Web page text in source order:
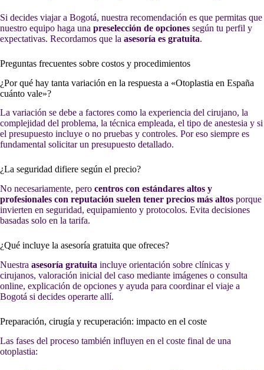
Si decides viajar a Bogotá, nuestra recomendación es que permitas que
nuestro equipo haga una preselección de opciones según tu perfil y
expectativas. Recordamos que la asesoría es gratuita.
Preguntas frecuentes sobre costos y procedimientos
¿Por qué hay tanta variación en la respuesta a «Otoplastia en España
cuánto vale»?
La variación se debe a factores como la experiencia del cirujano, la
complejidad del problema, la técnica empleada, el tipo de anestesia y si
el presupuesto incluye o no pruebas y controles. Por eso siempre es
fundamental solicitar un presupuesto detallado.
¿La seguridad difiere según el precio?
No necesariamente, pero centros con estándares altos y
profesionales con reputación suelen tener precios más altos porque
invierten en seguridad, equipamiento y protocolos. Evita decisiones
basadas solo en la tarifa.
¿Qué incluye la asesoría gratuita que ofreces?
Nuestra asesoría gratuita incluye orientación sobre clínicas y
cirujanos, valoración inicial del caso mediante imágenes o consulta
online, explicación de opciones y ayuda para coordinar el viaje a
Bogotá si decides operarte allí.
Preparación, cirugía y recuperación: impacto en el coste
Las fases del proceso también influyen en el coste final de una
otoplastia: